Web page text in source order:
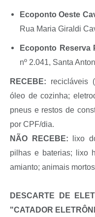
Ecoponto Oeste
Rua Maria Giraldi
Ecoponto Reserva
nº 2.041, Santa
RECEBE: recicláveis
óleo de cozinha;
pneus e restos de
por CPF/dia.
NÃO RECEBE: lixo
pilhas e baterias; lixo
amianto; animais
DESCARTE DE
"CATADOR